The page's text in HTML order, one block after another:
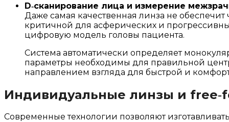
D‑сканирование лица и измерение
Даже самая качественная линза не
критичной для асферических и
цифровую модель головы пациента.
Система автоматически определяет
параметры необходимы для правильной
направлением взгляда для быстрой и
Индивидуальные линзы и
Современные технологии позволяют